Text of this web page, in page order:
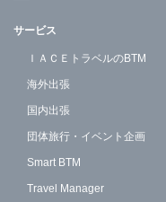
サービス
ＩＡＣＥトラベルのBTM
海外出張
国内出張
団体旅行・イベント企画
Smart BTM
Travel Manager